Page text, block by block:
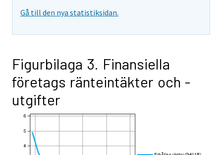
Gå till den nya statistiksidan.
Figurbilaga 3. Finansiella
företags ränteintäkter och -
utgifter